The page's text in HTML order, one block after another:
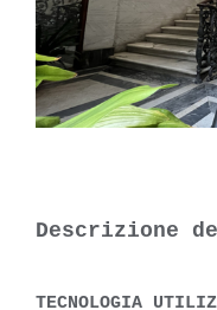
Descrizione
TECNOLOGIA